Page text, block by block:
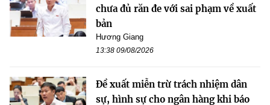
chưa đủ răn đe với sai phạm về xuất
bản
Hương Giang
13:38 09/08/2026
Đề xuất miễn trừ trách nhiệm dân
sự, hình sự cho ngân hàng khi báo